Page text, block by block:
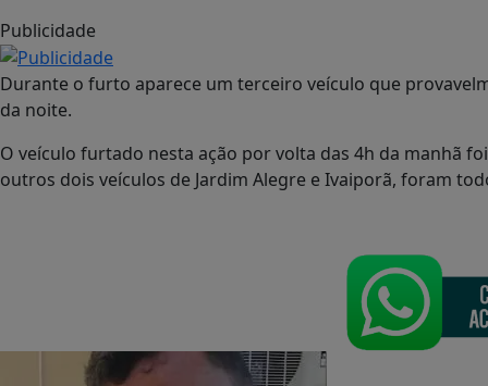
Publicidade
Durante o furto aparece um terceiro veículo que
da noite.
O veículo furtado nesta ação por volta das 4h da manhã
outros dois veículos de Jardim Alegre e Ivaiporã, foram